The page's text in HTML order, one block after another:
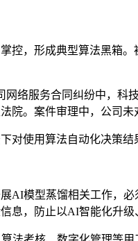
，形成典型算法黑箱。
服务合同纠纷中，科
院。案件审理中，公司
使用算法自动化决策结
模型蒸馏相关工作，必
息，防止以AI智能化升